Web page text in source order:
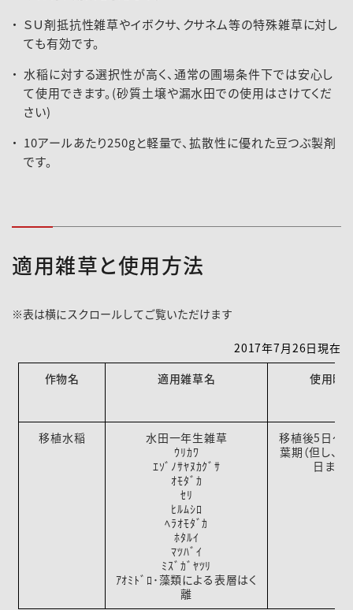
ＳＵ剤抵抗性雑草やイボクサ、クサネム等の特殊雑草に対し
ても有効です。
水稲に対する選択性が高く、通常の圃場条件下では安心し
て使用できます。(砂質土壌や漏水田での使用はさけてくだ
さい)
10アールあたり250gと軽量で、拡散性に優れた豆つぶ製剤
です。
適用雑草と使用方法
2017年7月26日現在
作物名
適用雑草名 使用時
移植水稲
水田一年生雑草
ｳﾘｶﾜ
ｴｿﾞﾉｻﾔﾇｶｸﾞｻ
ｵﾓﾀﾞｶ
ｾﾘ
ﾋﾙﾑｼﾛ
ﾍﾗｵﾓﾀﾞｶ
ﾎﾀﾙｲ
ﾏﾂﾊﾞｲ
ﾐｽﾞｶﾞﾔﾂﾘ
ｱｵﾐﾄﾞﾛ･藻類による表層はく
離
移植後5日～
葉期（但し、
日まで）